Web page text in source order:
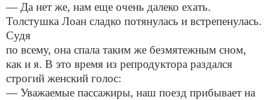
— Да нет же, нам еще очень далеко ехать.
Толстушка Лоан сладко потянулась и встрепенулась.
Судя
по всему, она спала таким же безмятежным сном,
как и я. В это время из репродуктора раздался
строгий женский голос:
— Уважаемые пассажиры, наш поезд прибывает на